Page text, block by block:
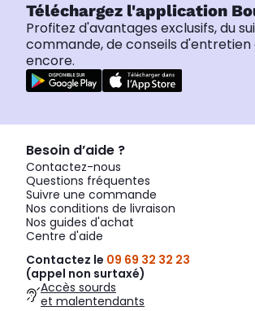
Téléchargez l'application
Profitez d'avantages exclusifs, du
commande, de conseils d'entretien
encore.
Besoin d’aide ?
Contactez-nous
Questions fréquentes
Suivre une commande
Nos conditions de livraison
Nos guides d'achat
Centre d'aide
Contactez le 09 69 32 32 23
(appel non surtaxé)
Accès sourds
et malentendants